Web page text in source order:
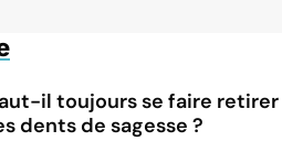
il toujours se faire retirer
dents de sagesse ?